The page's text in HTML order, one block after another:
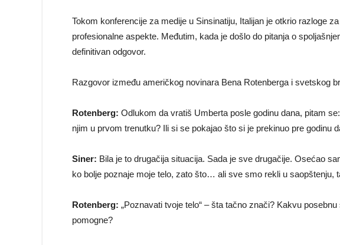
Tokom konferencije za medije u Sinsinatiju, Italijan je otkrio razloge
profesionalne aspekte. Međutim, kada je došlo do pitanja o
definitivan odgovor.
Razgovor između američkog novinara Bena Rotenberga i svetskog
Rotenberg: Odlukom da vratiš Umberta posle godinu dana, pitam
njim u prvom trenutku? Ili si se pokajao što si je prekinuo pre godinu
Siner: Bila je to drugačija situacija. Sada je sve drugačije. Osećao
ko bolje poznaje moje telo, zato što… ali sve smo rekli u saopštenju,
Rotenberg: „Poznavati tvoje telo“ – šta tačno znači? Kakvu
pomogne?